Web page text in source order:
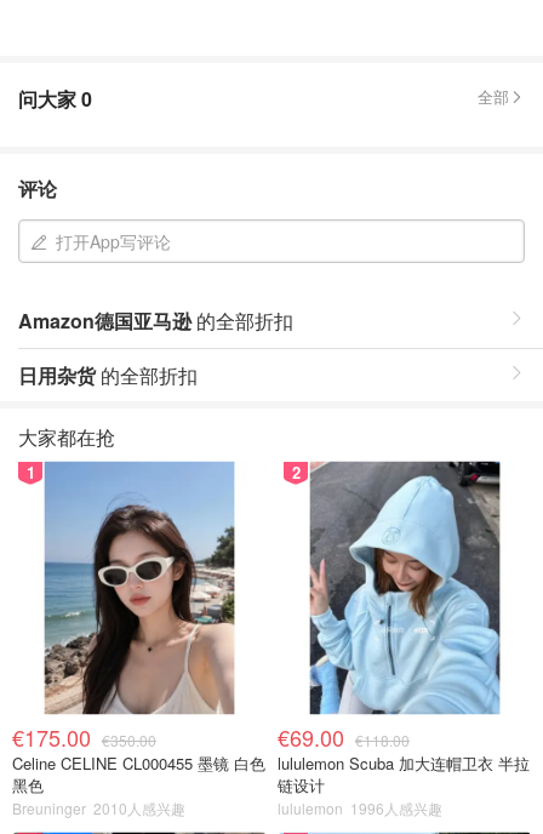
问大家0 全部
评论
打开App写评论
Amazon德国亚马逊的全部折扣
日用杂货的全部折扣
大家都在抢
1
€175.00 €350.00
Celine CELINE CL000455 墨镜 白色
黑色
Breuninger 2010人感兴趣
2
€69.00 €118.00
lululemon Scuba 加大连帽卫衣 半拉
链设计
lululemon 1996人感兴趣